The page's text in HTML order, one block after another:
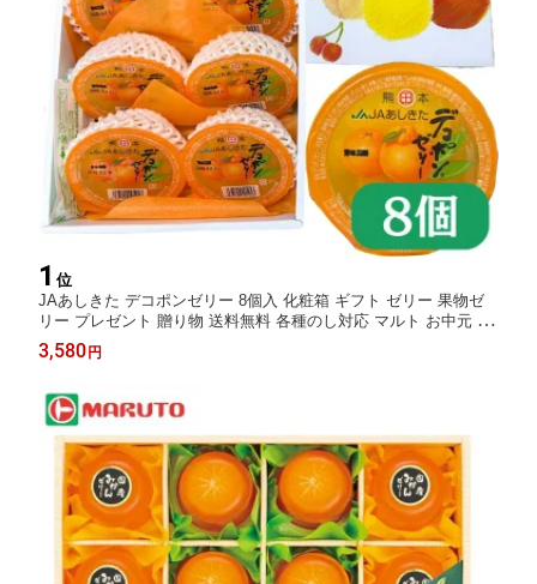
1 位
JAあしきた デコポンゼリー 8個入 化粧箱 ギフト ゼリー 果物ゼ
リー プレゼント 贈り物 送料無料 各種のし対応 マルト お中元 御
中元 ソーシャルギフト
3,580 円